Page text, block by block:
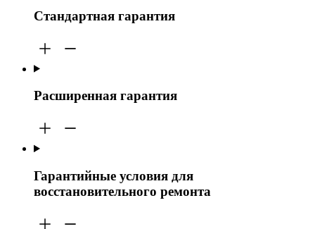
Стандартная гарантия
Расширенная гарантия
Гарантийные условия для
восстановительного ремонта